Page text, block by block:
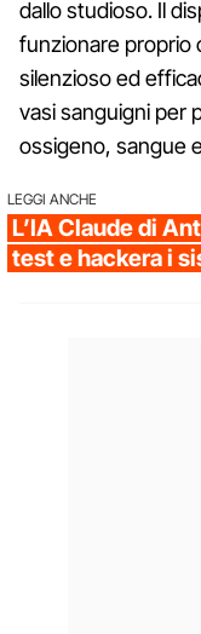
dallo studioso. Il
funzionare proprio
silenzioso ed
vasi sanguigni per
ossigeno, sangue
LEGGI ANCHE
L’IA Claude di
test e hackera i